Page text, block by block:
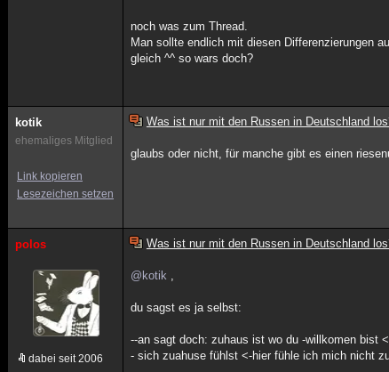
noch was zum Thread.
Man sollte endlich mit diesen Differenzierungen
gleich ^^ so wars doch?
kotik
ehemaliges Mitglied
Link kopieren
Lesezeichen setzen
Was ist nur mit den Russen in Deutschland
glaubs oder nicht, für manche gibt es einen
polos
dabei seit 2006
Was ist nur mit den Russen in Deutschland
@kotik ,
du sagst es ja selbst:
--an sagt doch: zuhaus ist wo du -willkomen bist
- sich zuahuse fühlst <-hier fühle ich mich nicht